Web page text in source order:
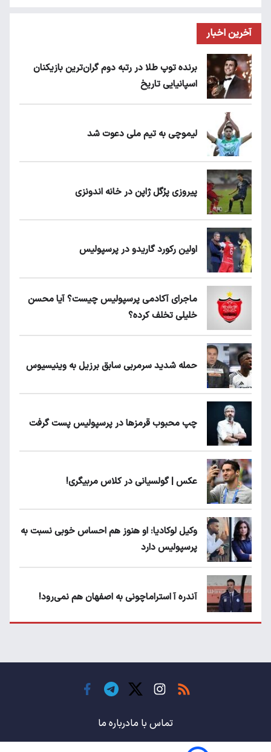
آخرین اخبار
برنده توپ طلا در رتبه دوم گران‌ترین بازیکنان
اسپانیایی تاریخ
لیموچی به تیم ملی دعوت شد
پیروزی پرُگل ژاپن در خانه اندونزی
اولین رکورد گاریدو در پرسپولیس
ماجرای آکادمی پرسپولیس چیست؟ آیا محسن
خلیلی تخلف کرده؟
حمله شدید سرمربی سابق برزیل به وینیسیوس
چپ محبوب قرمزها در پرسپولیس پست گرفت
عکس | گولسیانی در کلاس مربیگری!
وکیل لوکادیا: او هنوز هم احساس خوبی نسبت به
پرسپولیس دارد
آندره آ استراماچونی به اصفهان هم نمی‌رود!
حسن روی هوا!
باشگاه های جهان
تماس با مادرباره ما